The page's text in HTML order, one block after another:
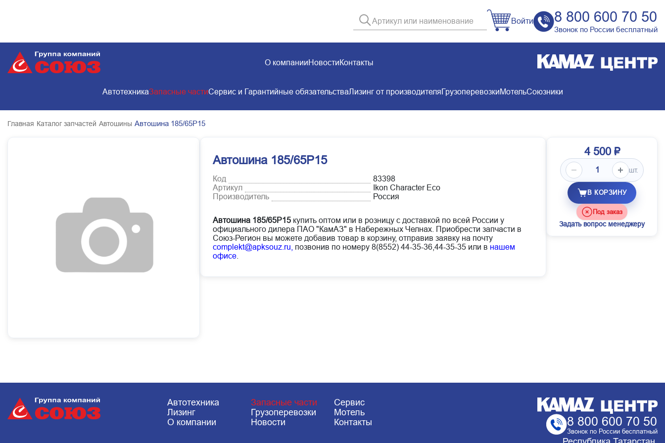
Войти 8 800 600 70 50
Звонок по России бесплатный
О компанииНовостиКонтакты
АвтотехникаЗапасные частиСервис и Гарантийные обязательстваЛизинг от производителяГрузоперевозкиМотельСоюзники
Главная Каталог запчастей Автошины Автошина 185/65Р15
Автошина 185/65Р15
Код
83398
Артикул
Ikon Character Eco
Производитель
Россия
Автошина 185/65Р15 купить оптом или в розницу с доставкой по всей России у
официального дилера ПАО "КамАЗ" в Набережных Челнах. Приобрести запчасти в
Союз-Регион вы можете добавив товар в корзину, отправив заявку на почту
complekt@apksouz.ru, позвонив по номеру 8(8552) 44-35-36,44-35-35 или в нашем
офисе
4 500 ₽
шт.
В КОРЗИНУ
Под заказ
Задать вопрос менеджеру
Автотехника Запасные части
Сервис
Лизинг
Грузоперевозки
Мотель
О компании
Новости Контакты 8 800 600 70 50
Звонок по России бесплатный